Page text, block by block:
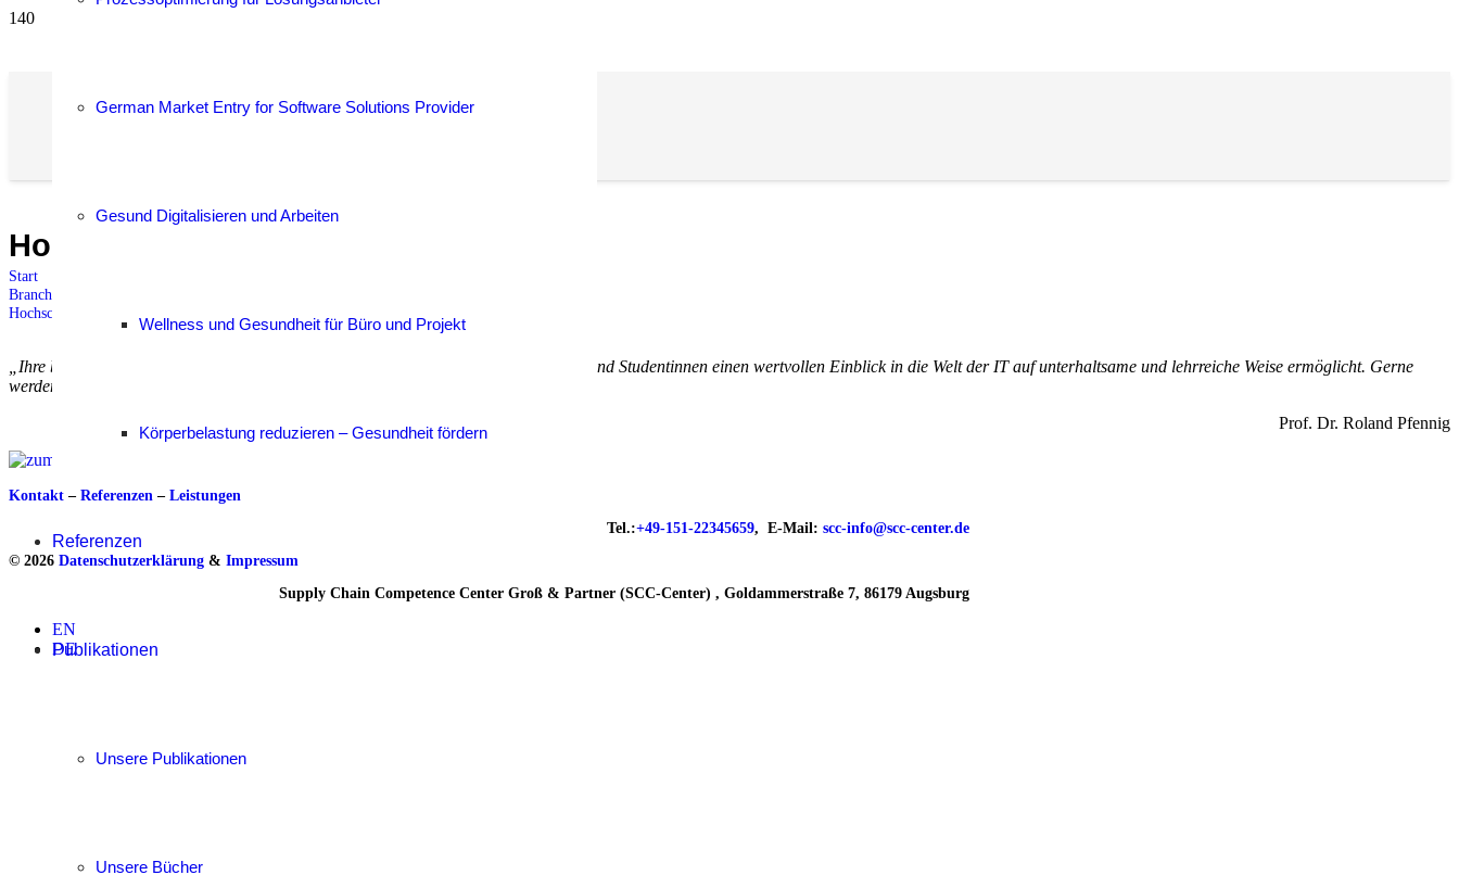
German Market Entry for Software Solutions Provider
Gesund Digitalisieren und Arbeiten
Wellness und Gesundheit für Büro und Projekt
Körperbelastung reduzieren – Gesundheit fördern
Referenzen
Publikationen
Unsere Publikationen
Unsere Bücher
Hochschule Heilbronn
Start
Branche: Sonstige
Hochschule Heilbronn
„Ihre bisherigen Beiträge waren sehr Praxis orientiert und haben meinen Studenten und Studentinnen einen wertvollen Einblick in die Welt der IT auf unterhaltsame und lehrreiche Weise ermöglicht. Gerne
werden wir dies in regelmäßigen Abständen weiter fortführen.“
Prof. Dr. Roland Pfennig
Kontakt – Referenzen – Leistungen
Tel.:+49-151-22345659, E-Mail:scc-info@scc-center.de
© 2026 Datenschutzerklärung & Impressum
Supply Chain Competence Center Groß & Partner (SCC-Center) , Goldammerstraße 7, 86179 Augsburg
EN
DE